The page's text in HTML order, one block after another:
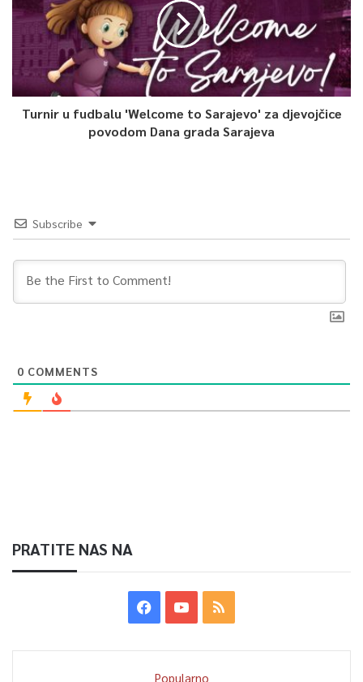
Turnir u fudbalu 'Welcome to Sarajevo' za djevojčice
povodom Dana grada Sarajeva
Subscribe
0 COMMENTS
PRATITE NAS NA
Popularno